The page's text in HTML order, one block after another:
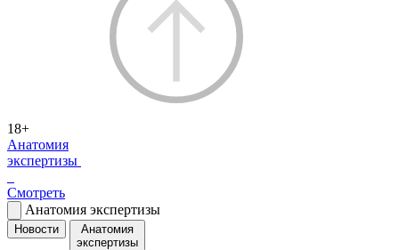
18+
Анатомия
экспертизы
Смотреть
Анатомия экспертизы
Новости
Анатомия
экспертизы